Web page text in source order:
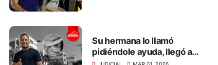
Su hermana lo llamó
pidiéndole ayuda, llegó a
defenderla y le incrustaron